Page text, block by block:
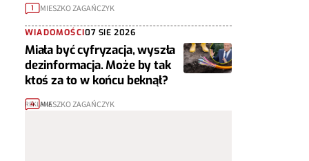
1 MIESZKO ZAGAŃCZYK
WIADOMOŚCI07 SIE 2026
Miała być cyfryzacja, wyszła
dezinformacja. Może by tak
ktoś za to w końcu beknął?
4 MIESZKO ZAGAŃCZYK